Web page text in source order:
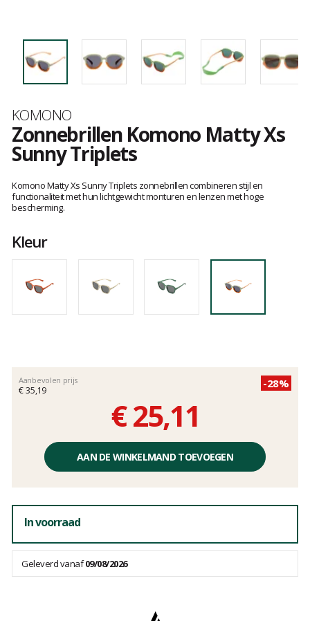
Merk
KOMONO
Zonnebrillen Komono Matty Xs
Sunny Triplets
oordeel
van
klanten
Komono Matty Xs Sunny Triplets zonnebrillen combineren stijl en
functionaliteit met hun lichtgewicht monturen en lenzen met hoge
bescherming.
Kleur
Aanbevolen prijs
€ 35,19
-28%
€ 25,11
Éénheidsprijs,
AAN DE WINKELMAND TOEVOEGEN
In voorraad
Geleverd vanaf09/08/2026